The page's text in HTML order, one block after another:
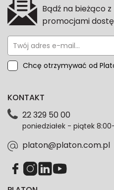
Bądź na bieżąco
promocjami
Chcę otrzymywać od
przeze mnie adres e-
dotyczące danych
każdym czasie. Wycofanie
zgodność z prawem
KONTAKT
22 329 50 00
poniedziałek - piątek
platon@platon.com.pl